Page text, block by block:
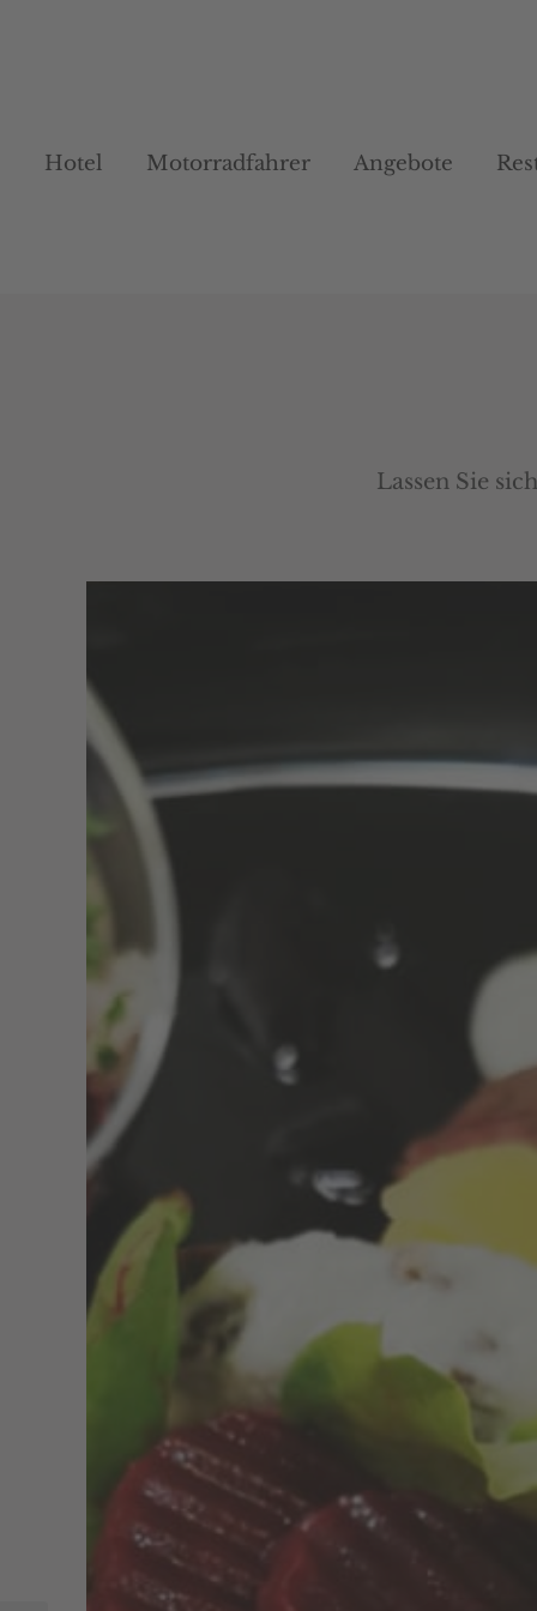
Hotel Motorradfahrer Angebote
Lassen Sie
Hotel Motorradfahrer Angebote